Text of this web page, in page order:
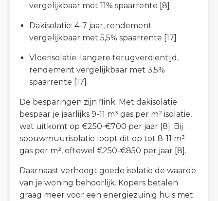
vergelijkbaar met 11% spaarrente [8]
Dakisolatie: 4-7 jaar, rendement
vergelijkbaar met 5,5% spaarrente [17]
Vloerisolatie: langere terugverdientijd,
rendement vergelijkbaar met 3,5%
spaarrente [17]
De besparingen zijn flink. Met dakisolatie
bespaar je jaarlijks 9-11 m³ gas per m² isolatie,
wat uitkomt op €250-€700 per jaar [8]. Bij
spouwmuurisolatie loopt dit op tot 8-11 m³
gas per m², oftewel €250-€850 per jaar [8].
Daarnaast verhoogt goede isolatie de waarde
van je woning behoorlijk. Kopers betalen
graag meer voor een energiezuinig huis met